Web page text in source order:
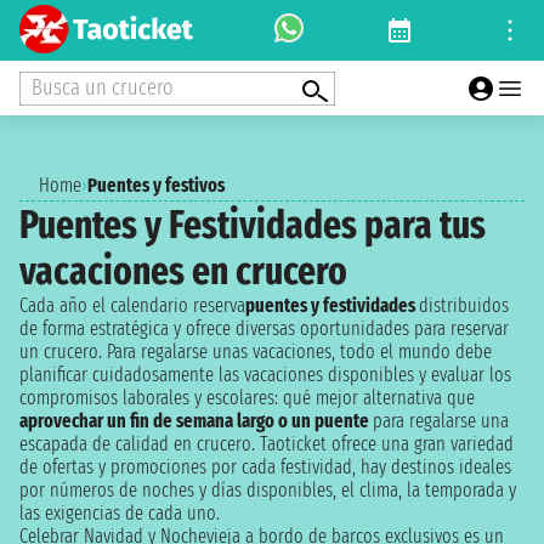
Busca un crucero
Home›Puentes y festivos
Puentes y Festividades para tus
vacaciones en crucero
Cada año el calendario reservapuentes y festividadesdistribuidos
de forma estratégica y ofrece diversas oportunidades para reservar
un crucero. Para regalarse unas vacaciones, todo el mundo debe
planificar cuidadosamente las vacaciones disponibles y evaluar los
compromisos laborales y escolares: qué mejor alternativa que
aprovechar un fin de semana largo o un puente para regalarse una
escapada de calidad en crucero. Taoticket ofrece una gran variedad
de ofertas y promociones por cada festividad, hay destinos ideales
por números de noches y días disponibles, el clima, la temporada y
las exigencias de cada uno.
Celebrar Navidad y Nochevieja a bordo de barcos exclusivos es un